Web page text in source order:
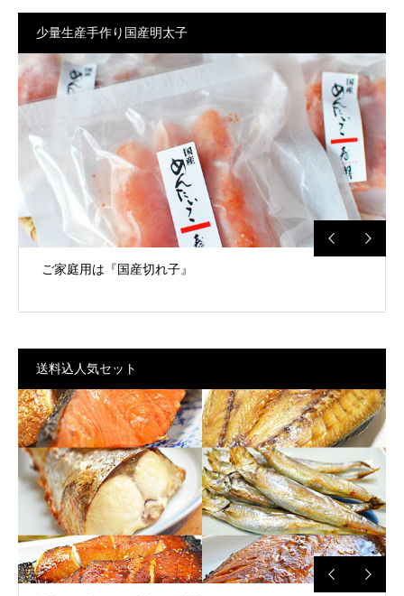
少量生産手作り国産明太子
ご家庭用は『国産切れ子』
送料込人気セット